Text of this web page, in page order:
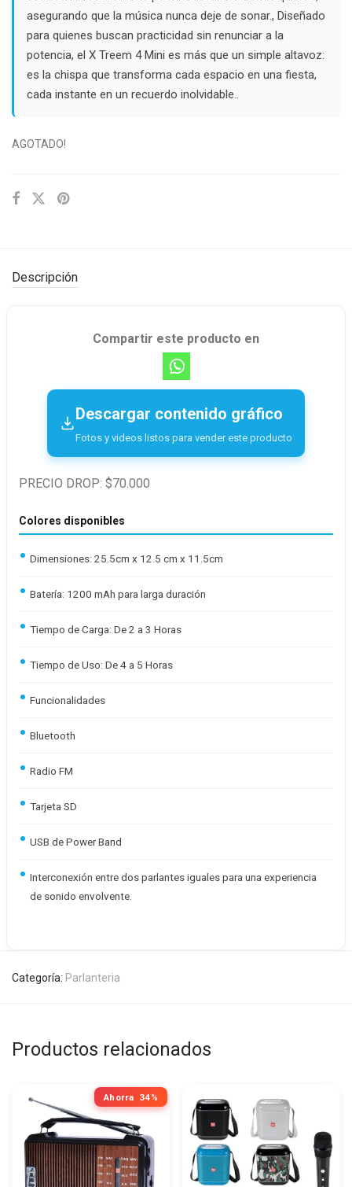
asegurando que la música nunca deje de sonar., Diseñado
para quienes buscan practicidad sin renunciar a la
potencia, el X Treem 4 Mini es más que un simple altavoz:
es la chispa que transforma cada espacio en una fiesta,
cada instante en un recuerdo inolvidable..
AGOTADO!
Descripción
Compartir este producto en
Descargar contenido gráfico
Fotos y videos listos para vender este producto
PRECIO DROP: $70.000
Colores disponibles
Dimensiones: 25.5cm x 12.5 cm x 11.5cm
Batería: 1200 mAh para larga duración
Tiempo de Carga: De 2 a 3 Horas
Tiempo de Uso: De 4 a 5 Horas
Funcionalidades
Bluetooth
Radio FM
Tarjeta SD
USB de Power Band
Interconexión entre dos parlantes iguales para una experiencia
de sonido envolvente.
Categoría: Parlanteria
Productos relacionados
Ahorra 34%